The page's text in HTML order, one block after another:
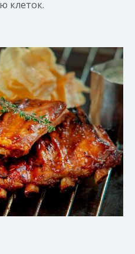
клеток.